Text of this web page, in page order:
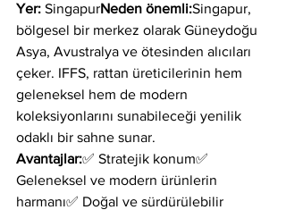
Yer: SingapurNeden önemli:Singapur,
bölgesel bir merkez olarak Güneydoğu
Asya, Avustralya ve ötesinden alıcıları
çeker. IFFS, rattan üreticilerinin hem
geleneksel hem de modern
koleksiyonlarını sunabileceği yenilik
odaklı bir sahne sunar.
Avantajlar:✅ Stratejik konum✅
Geleneksel ve modern ürünlerin
harmanı✅ Doğal ve sürdürülebilir